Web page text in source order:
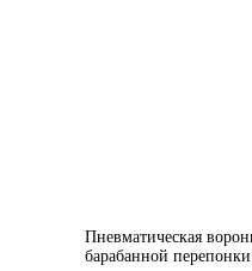
Пневматическая
барабанной перепонки